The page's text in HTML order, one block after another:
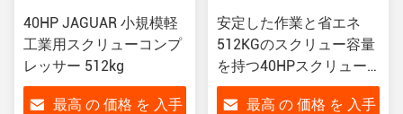
40HP JAGUAR 小規模軽
工業用スクリューコンプ
レッサー 512kg
最高 の 価格 を 入手
安定した作業と省エネ
512KGのスクリュー容量
を持つ40HPスクリュー
エアコンプレッサー
最高 の 価格 を 入手